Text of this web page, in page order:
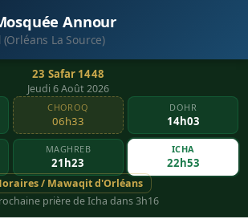
Annour
La Source)
23 Safar 1448
Jeudi 6 Août 2026
CHOROQ
06h33
DOHR
14h03
MAGHREB
21h23
ICHA
22h53
/ Mawaqit d'Orléans
prière de Icha dans 3h16